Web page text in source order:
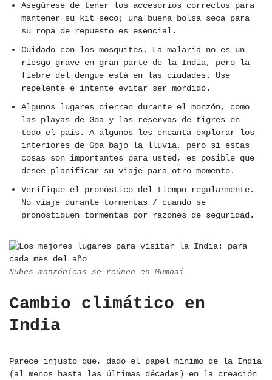
Asegúrese de tener los accesorios correctos para
mantener su kit seco; una buena bolsa seca para
su ropa de repuesto es esencial.
Cuidado con los mosquitos. La malaria no es un
riesgo grave en gran parte de la India, pero la
fiebre del dengue está en las ciudades. Use
repelente e intente evitar ser mordido.
Algunos lugares cierran durante el monzón, como
las playas de Goa y las reservas de tigres en
todo el país. A algunos les encanta explorar los
interiores de Goa bajo la lluvia, pero si estas
cosas son importantes para usted, es posible que
desee planificar su viaje para otro momento.
Verifique el pronóstico del tiempo regularmente.
No viaje durante tormentas / cuando se
pronostiquen tormentas por razones de seguridad.
Nubes monzónicas se reúnen en Mumbai
Cambio climático en
India
Parece injusto que, dado el papel mínimo de la India
(al menos hasta las últimas décadas) en la creación